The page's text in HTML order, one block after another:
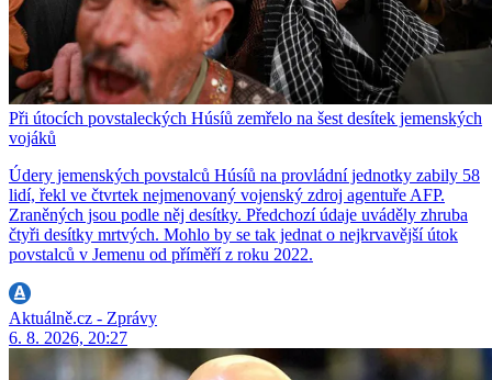
Při útocích povstaleckých Húsíů zemřelo na šest desítek jemenských
vojáků
Údery jemenských povstalců Húsíů na provládní jednotky zabily 58
lidí, řekl ve čtvrtek nejmenovaný vojenský zdroj agentuře AFP.
Zraněných jsou podle něj desítky. Předchozí údaje uváděly zhruba
čtyři desítky mrtvých. Mohlo by se tak jednat o nejkrvavější útok
povstalců v Jemenu od příměří z roku 2022.
Aktuálně.cz - Zprávy
6. 8. 2026, 20:27